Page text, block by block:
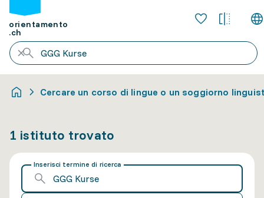
orientamento
.ch
Cercare un corso di lingue o un soggiorno
1 istituto trovato
Inserisci termine di ricerca